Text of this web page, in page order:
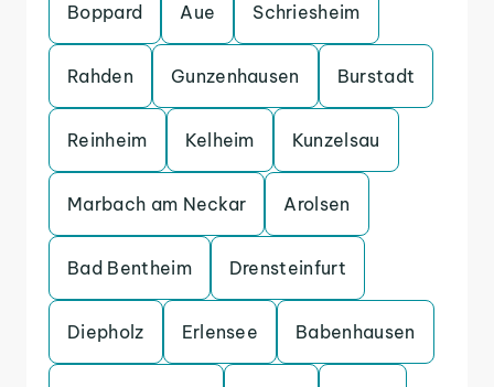
Boppard Aue Schriesheim
Rahden Gunzenhausen Burstadt
Reinheim Kelheim Kunzelsau
Marbach am Neckar Arolsen
Bad Bentheim Drensteinfurt
Diepholz Erlensee Babenhausen